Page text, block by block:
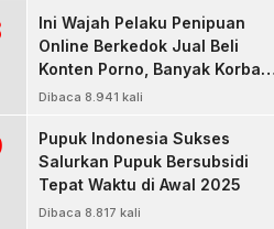
Ini Wajah Pelaku Penipuan
Online Berkedok Jual Beli
Konten Porno, Banyak Korban
Rugi Jutaan Rupiah
Dibaca 8.941 kali
Pupuk Indonesia Sukses
Salurkan Pupuk Bersubsidi
Tepat Waktu di Awal 2025
Dibaca 8.817 kali